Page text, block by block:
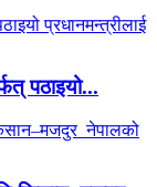
पठाइयो...